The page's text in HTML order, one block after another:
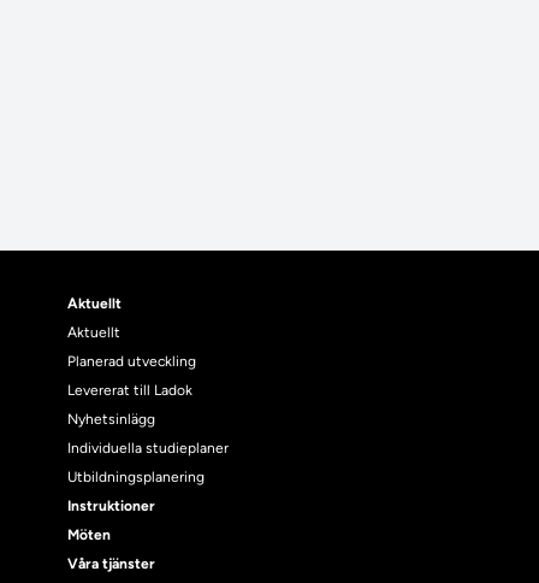
Aktuellt
Aktuellt
Planerad utveckling
Levererat till Ladok
Nyhetsinlägg
Individuella studieplaner
Utbildningsplanering
Instruktioner
Möten
Våra tjänster